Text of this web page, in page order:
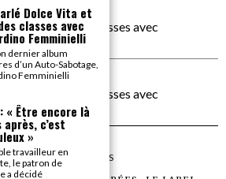
à l'o tiededans
Vita et lutte des classes avec
dans
Vita et lutte des classes avec
TOUS DROITS RÉSERVÉS
Dolce Vita et
classes avec
Femminielli
dernier album
d’un Auto-Sabotage,
Femminielli
: « Être encore là
après, c’est
»
travailleur en
le patron de
a décidé